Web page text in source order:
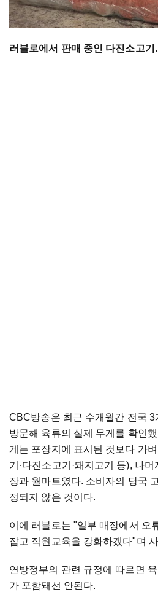
러블로에서 판매 중인 다진소고
CBC방송은 최근 수개월간 전국
방문해 육류의 실제 무게를 확인
게는 포장지에 표시된 것보다 가
기 ·다진소고기 ·돼지고기 등), 나머
장과 월마트였다. 소비자의 당국
정되지 않은 것이다.
이에 러블로는 "일부 매장에서 오
잡고 직원교육을 강화하겠다"며
연방정부의 관련 규정에 따르면
가 포함돼선 안된다.